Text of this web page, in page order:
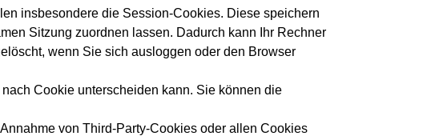
insbesondere die Session-Cookies. Diese speichern
Sitzung zuordnen lassen. Dadurch kann Ihr Rechner
wenn Sie sich ausloggen oder den Browser
Cookie unterscheiden kann. Sie können die
von Third-Party-Cookies oder allen Cookies